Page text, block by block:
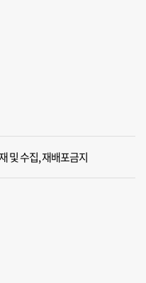
및 수집, 재배포금지